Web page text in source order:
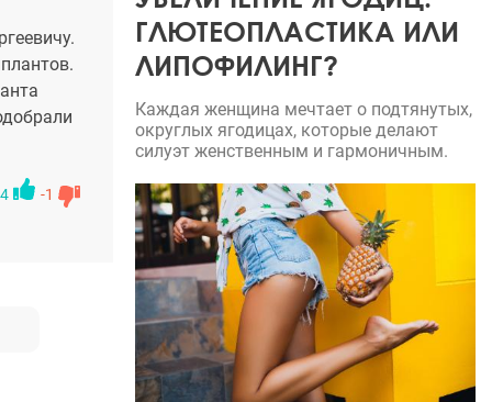
4 -1
ГЛЮТЕОПЛАСТИКА ИЛИ
ЛИПОФИЛИНГ?
Каждая женщина мечтает о подтянутых,
округлых ягодицах, которые делают
силуэт женственным и гармоничным.